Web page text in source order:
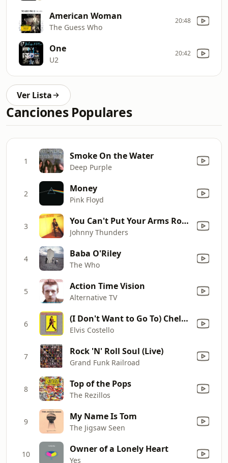
American Woman
The Guess Who
20:48
One
U2
20:42
Ver Lista
Canciones Populares
1 Smoke On the Water
Deep Purple
2 Money
Pink Floyd
3 You Can't Put Your Arms Round a Memory
Johnny Thunders
4 Baba O'Riley
The Who
5 Action Time Vision
Alternative TV
6 (I Don't Want to Go To) Chelsea [Live]
Elvis Costello
7 Rock 'N' Roll Soul (Live)
Grand Funk Railroad
8 Top of the Pops
The Rezillos
9 My Name Is Tom
The Jigsaw Seen
10 Owner of a Lonely Heart
Yes